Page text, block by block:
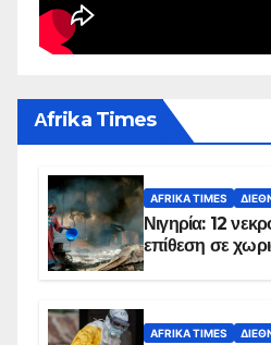
Αfrika Times
AFRIKA TIMES
Νιγηρία: 12
επίθεση σε
AFRIKA TIMES